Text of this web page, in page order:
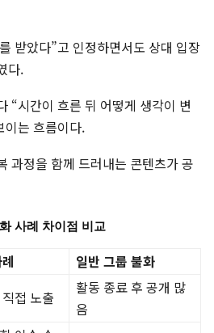
받았다”고 인정하면서도 상대 입장
다.
“시간이 흐른 뒤 어떻게 생각이 변
이는 흐름이다.
과정을 함께 드러내는 콘텐츠가 공
사례 차이점 비교
일반 그룹 불화
접 노출
활동 종료 후 공개 많
음